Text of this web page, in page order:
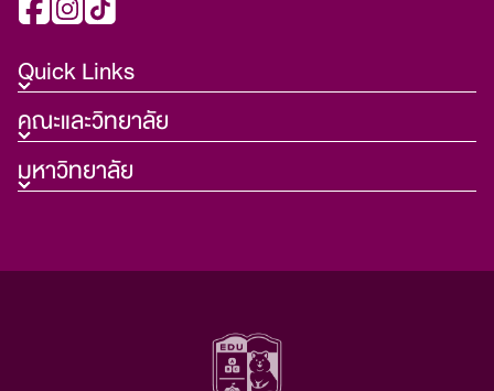
Quick Links
คณะและวิทยาลัย
มหาวิทยาลัย